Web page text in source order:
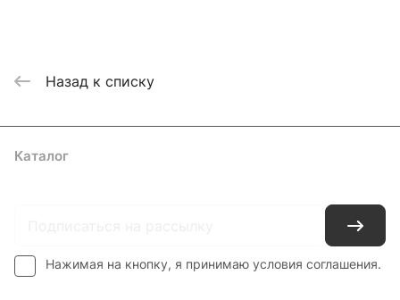
Назад к списку
Каталог
Нажимая на кнопку, я принимаю условия соглашения.